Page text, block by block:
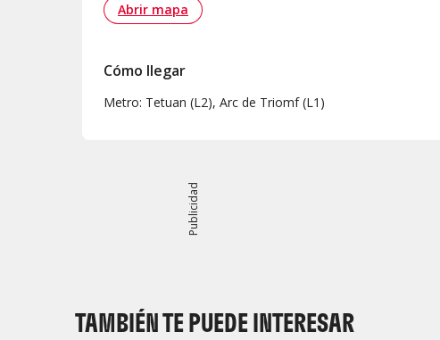
Abrir mapa
Cómo llegar
Metro: Tetuan (L2), Arc de Triomf (L1)
Publicidad
TAMBIÉN TE PUEDE INTERESAR